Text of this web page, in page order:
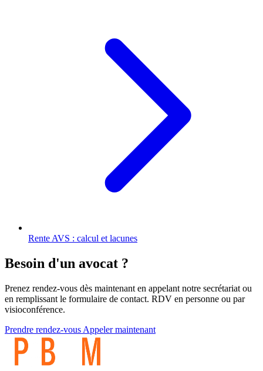
Rente AVS : calcul et lacunes
Besoin d'un avocat ?
Prenez rendez-vous dès maintenant en appelant notre secrétariat ou
en remplissant le formulaire de contact. RDV en personne ou par
visioconférence.
Prendre rendez-vous Appeler maintenant